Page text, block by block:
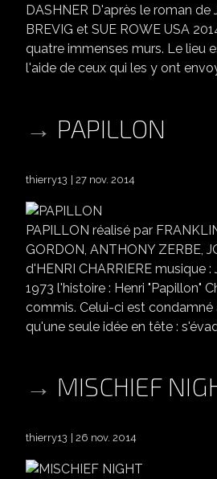
DASHNER D'après le roman de
BREVIG et SUE ROWE USA
quatre immenses murs. Le lieu
l'aide de ceux qui les y ont
PAPILLON
thierry13 27 nov. 2014
PAPILLON réalisé par
GORDON, ANTHONY ZERBE,
d'HENRI CHARRIERE musique
1973 l'histoire : Henri "Papillon"
commis. Celui-ci est condamné
qu'une seule idée en tête :
MISCHIEF
thierry13 26 nov. 2014